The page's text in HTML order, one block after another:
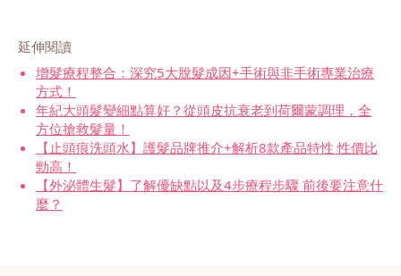
延伸閱讀
增髮療程整合：深究5大脫髮成因+手術與非手術專業治療
方式！
年紀大頭髮變細點算好？從頭皮抗衰老到荷爾蒙調理，全
方位搶救髮量！
【止頭痕洗頭水】護髮品牌推介+解析8款產品特性 性價比
勁高！
【外泌體生髮】了解優缺點以及4步療程步驟 前後要注意什
麼？